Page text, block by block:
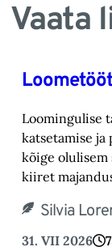
Vaata
Loomingulise
katsetamise
kõige olulisem
kiiret
Silvia
31. VII 2026 7